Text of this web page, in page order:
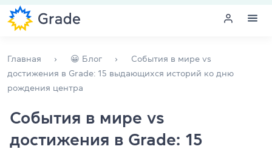
Курсы английского
Обучение для преподавателей
Главная 😀 Блог
События в мире vs
достижения в Grade: 15 выдающихся историй ко дню
рождения центра
События в мире vs
достижения в Grade: 15